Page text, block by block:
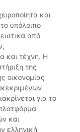
και
υπόλοιπο
από
και τέχνη. Η
της
οικονομίας
για το
και
ελληνική